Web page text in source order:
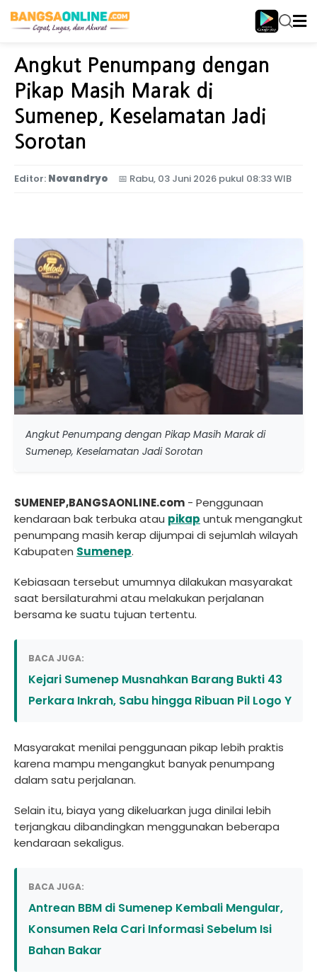
Home Jawa Timur
Angkut Penumpang dengan
Pikap Masih Marak di
Sumenep, Keselamatan Jadi
Sorotan
Editor: Novandryo 📅 Rabu, 03 Juni 2026 pukul 08:33 WIB
Angkut Penumpang dengan Pikap Masih Marak di
Sumenep, Keselamatan Jadi Sorotan
SUMENEP,BANGSAONLINE.com - Penggunaan
kendaraan bak terbuka atau pikap untuk mengangkut
penumpang masih kerap dijumpai di sejumlah wilayah
Kabupaten Sumenep.
Kebiasaan tersebut umumnya dilakukan masyarakat
saat bersilaturahmi atau melakukan perjalanan
bersama ke suatu tujuan tertentu.
BACA JUGA:
Kejari Sumenep Musnahkan Barang Bukti 43
Perkara Inkrah, Sabu hingga Ribuan Pil Logo Y
Masyarakat menilai penggunaan pikap lebih praktis
karena mampu mengangkut banyak penumpang
dalam satu perjalanan.
Selain itu, biaya yang dikeluarkan juga dinilai lebih
terjangkau dibandingkan menggunakan beberapa
kendaraan sekaligus.
BACA JUGA:
Antrean BBM di Sumenep Kembali Mengular,
Konsumen Rela Cari Informasi Sebelum Isi
Bahan Bakar